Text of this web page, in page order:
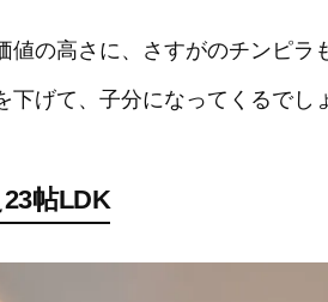
値の高さに、さすがのチンピラ
下げて、子分になってくるでし
帖LDK